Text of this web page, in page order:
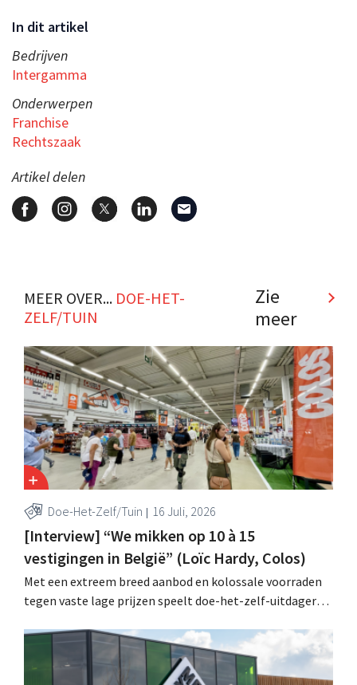
In dit artikel
Bedrijven
Intergamma
Onderwerpen
Franchise
Rechtszaak
Artikel delen
MEER OVER... DOE-HET-
ZELF/TUIN
Zie
meer
Doe-Het-Zelf/Tuin 16 Juli, 2026
[Interview] “We mikken op 10 à 15
vestigingen in België” (Loïc Hardy, Colos)
Met een extreem breed aanbod en kolossale voorraden
tegen vaste lage prijzen speelt doe-het-zelf-uitdager
“We lossen drie belangrijke problemen op voor onze
klanten,” zegt topman Loïc Hardy.